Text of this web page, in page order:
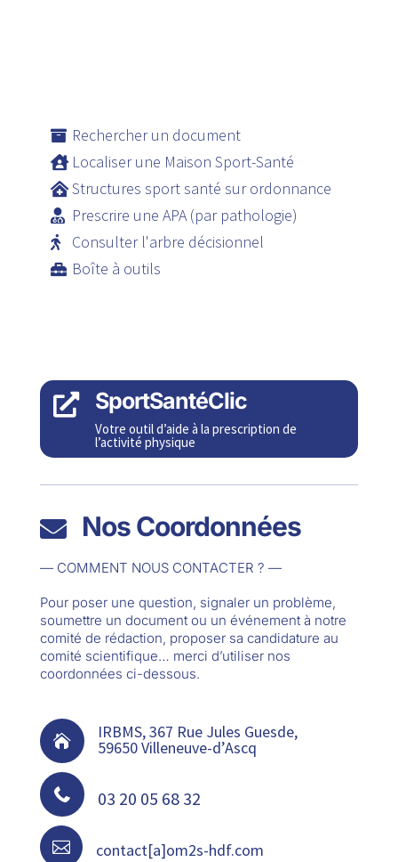
Rechercher un document
Localiser une Maison Sport-Santé
Structures sport santé sur ordonnance
Prescrire une APA (par pathologie)
Consulter l'arbre décisionnel
Boîte à outils
 SportSantéClic
Votre outil d’aide à la prescription de
l’activité physique
 Nos Coordonnées
— COMMENT NOUS CONTACTER ? —
Pour poser une question, signaler un problème,
soumettre un document ou un événement à notre
comité de rédaction, proposer sa candidature au
comité scientifique… merci d’utiliser nos
coordonnées ci-dessous.
 IRBMS, 367 Rue Jules Guesde,
59650 Villeneuve-d’Ascq
 03 20 05 68 32
 contact[a]om2s-hdf.com